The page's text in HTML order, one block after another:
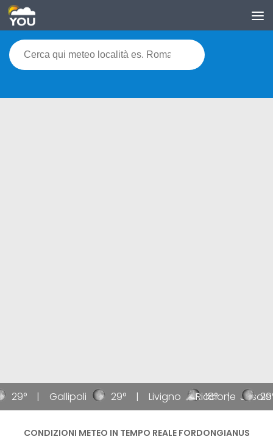
29° Gallipoli 29° Livigno 18° Jesolo
Riccione 29°
CONDIZIONI METEO IN TEMPO REALE FORDONGIANUS